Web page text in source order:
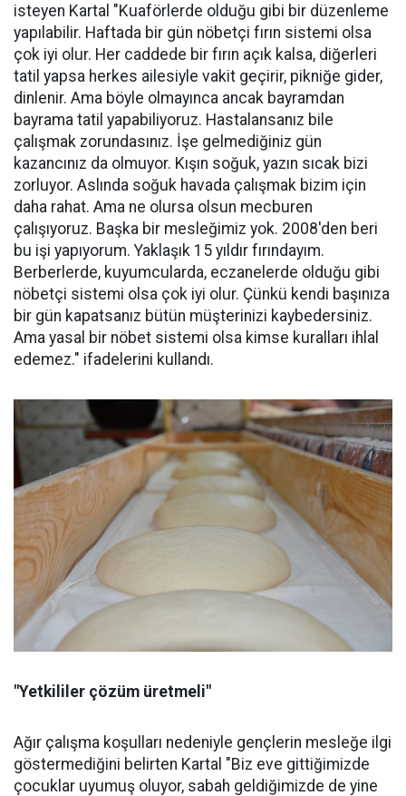
isteyen Kartal "Kuaförlerde olduğu gibi bir düzenleme
yapılabilir. Haftada bir gün nöbetçi fırın sistemi olsa
çok iyi olur. Her caddede bir fırın açık kalsa, diğerleri
tatil yapsa herkes ailesiyle vakit geçirir, pikniğe gider,
dinlenir. Ama böyle olmayınca ancak bayramdan
bayrama tatil yapabiliyoruz. Hastalansanız bile
çalışmak zorundasınız. İşe gelmediğiniz gün
kazancınız da olmuyor. Kışın soğuk, yazın sıcak bizi
zorluyor. Aslında soğuk havada çalışmak bizim için
daha rahat. Ama ne olursa olsun mecburen
çalışıyoruz. Başka bir mesleğimiz yok. 2008'den beri
bu işi yapıyorum. Yaklaşık 15 yıldır fırındayım.
Berberlerde, kuyumcularda, eczanelerde olduğu gibi
nöbetçi sistemi olsa çok iyi olur. Çünkü kendi başınıza
bir gün kapatsanız bütün müşterinizi kaybedersiniz.
Ama yasal bir nöbet sistemi olsa kimse kuralları ihlal
edemez." ifadelerini kullandı.
"Yetkililer çözüm üretmeli"
Ağır çalışma koşulları nedeniyle gençlerin mesleğe ilgi
göstermediğini belirten Kartal "Biz eve gittiğimizde
çocuklar uyumuş oluyor, sabah geldiğimizde de yine